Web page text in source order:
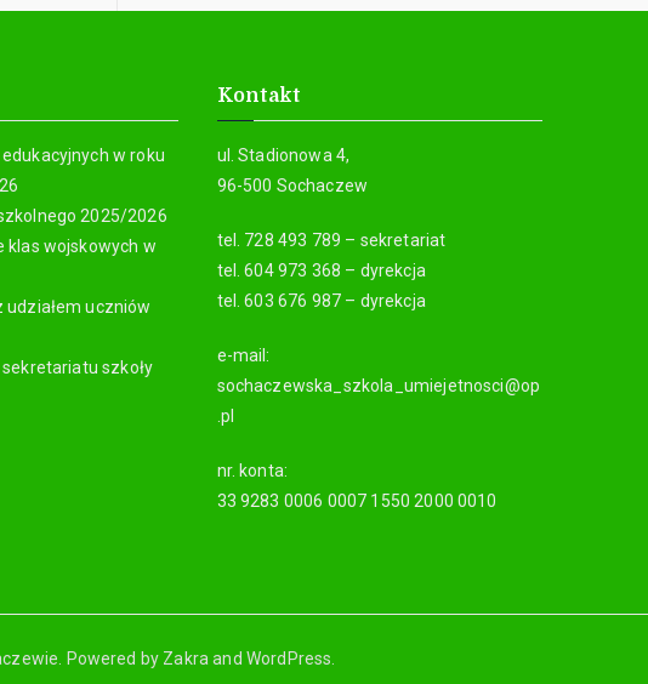
w roku
2025/2026
klas wojskowych w
uczniów
szkoły
Kontakt
ul. Stadionowa 4,
96-500 Sochaczew
tel. 728 493 789 – sekretariat
tel. 604 973 368 – dyrekcja
tel. 603 676 987 – dyrekcja
e-mail:
sochaczewska_szkola_umiejetnosci@op
.pl
nr. konta:
33 9283 0006 0007 1550 2000 0010
Powered by Zakra and WordPress